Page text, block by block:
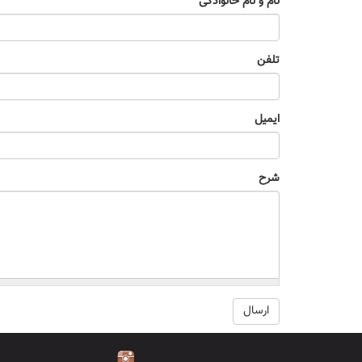
تلفن
ایمیل
شرح
ارسال